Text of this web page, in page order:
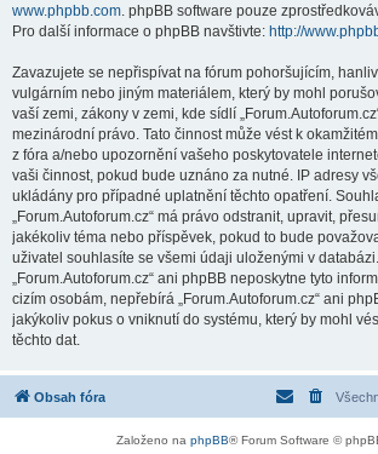
www.phpbb.com. phpBB software pouze
Pro další informace o phpBB navštivte: http://
Zavazujete se nepřispívat na fórum pohoršujícím,
vulgárním nebo jiným materiálem, který by mohl
vaší zemi, zákony v zemi, kde sídlí
mezinárodní právo. Tato činnost může vést k
z fóra a/nebo upozornění vašeho poskytovatele
vaši činnost, pokud bude uznáno za nutné. IP adresy
ukládány pro případné uplatnění těchto opatření.
„Forum.Autoforum.cz“ má právo odstranit, upravit,
jakékoliv téma nebo příspěvek, pokud to bude
uživatel souhlasíte se všemi údaji uloženými v
„Forum.Autoforum.cz“ ani phpBB neposkytne tyto
cizím osobám, nepřebírá „Forum.Autoforum.cz“ ani
jakýkoliv pokus o vniknutí do systému, který by mohl
těchto dat.
Obsah fóra
Založeno na phpBB® Forum Software ©